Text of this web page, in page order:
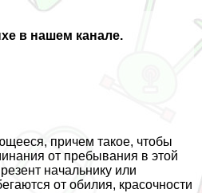
в нашем канале.
причем такое, чтобы
от пребывания в этой
начальнику или
от обилия, красочности